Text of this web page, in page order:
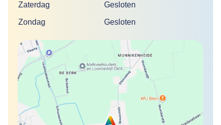
Zaterdag Gesloten
Zondag Gesloten